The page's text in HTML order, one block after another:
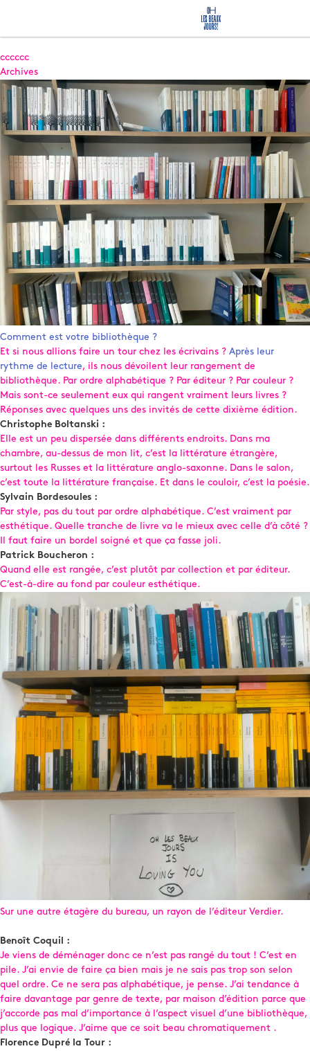
cccccc
Archives
Comment est votre bibliothèque ?
Et si nous allions faire un tour chez les écrivains ? Après leur
rythme de lecture, ils nous dévoilent leur rangement de
bibliothèque. Par ordre alphabétique ? Par éditeur ? Par couleur ?
Mais sont-ce seulement eux qui rangent vraiment leurs livres ?
Réponses avec quelques uns des invités de cette dixième édition.
Christophe Boltanski :
Elle est un peu dispersée dans différents endroits. Dans ma
chambre, au-dessus de mon lit, c’est la littérature étrangère,
surtout les Russes et la littérature anglo-saxonne. Dans le salon,
c’est toute la littérature française. Et dans le couloir, c’est la poésie.
Sylvain Bordesoules :
Par style, pas du tout par ordre alphabétique. C’est vraiment par
esthétique. Quelle tranche de livre va le mieux avec celle d’à côté ?
Il faut faire un bordel soigné et que ça fasse joli.
Patrick Boucheron :
Quand elle est rangée, c’est plutôt par collection et par éditeur.
C’est-à-dire au fond par couleur esthétique.
Sur une autre étagère du bureau, un rayon de l’éditeur Verdier.
Benoît Coquil :
Je viens de déménager donc ce n’est pas rangé du tout ! C’est en
pile. J’ai envie de faire ça bien mais je ne sais pas trop son selon
quel ordre. Ce ne sera pas alphabétique, je pense. J’ai tendance à
faire davantage par genre de texte, par maison d’édition parce que
j’accorde pas mal d’importance à l’aspect visuel d’une bibliothèque,
plus que logique. J’aime que ce soit beau chromatiquement .
Florence Dupré la Tour :